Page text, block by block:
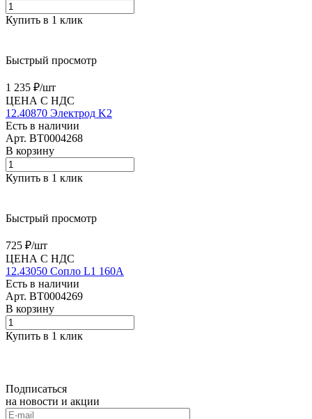
Купить в 1 клик
Быстрый просмотр
1 235 ₽/шт
ЦЕНА С НДС
12.40870 Электрод K2
Есть в наличии
Арт. BT0004268
В корзину
Купить в 1 клик
Быстрый просмотр
725 ₽/шт
ЦЕНА С НДС
12.43050 Сопло L1 160A
Есть в наличии
Арт. BT0004269
В корзину
Купить в 1 клик
Подписаться
на новости и акции